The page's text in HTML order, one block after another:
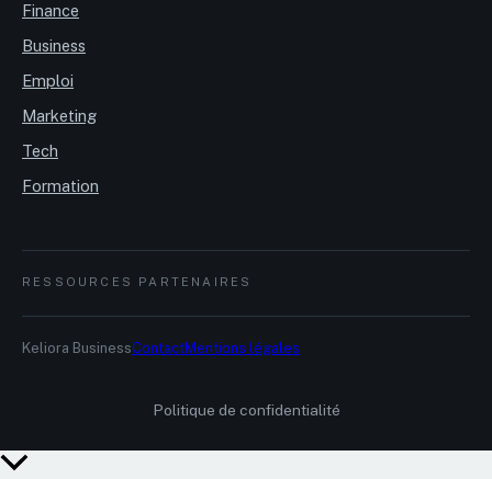
Finance
Business
Emploi
Marketing
Tech
Formation
RESSOURCES PARTENAIRES
Keliora BusinessContactMentions légales
Politique de confidentialité